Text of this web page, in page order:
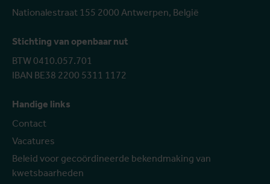
Nationalestraat 155 2000 Antwerpen, België
Stichting van openbaar nut
BTW 0410.057.701
IBAN BE38 2200 5311 1172
Handige links
Contact
Vacatures
Beleid voor gecoördineerde bekendmaking van
kwetsbaarheden